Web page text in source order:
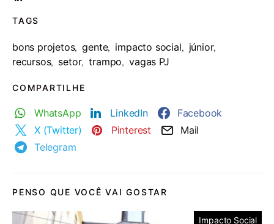
TAGS
bons projetos, gente, impacto social, júnior,
recursos, setor, trampo, vagas PJ
COMPARTILHE
WhatsApp LinkedIn
Facebook
X (Twitter)
Pinterest
Mail
Telegram
PENSO QUE VOCÊ VAI GOSTAR
Impacto Social